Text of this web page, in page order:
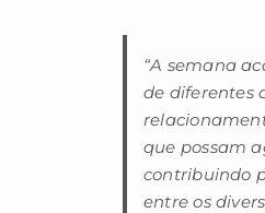
“A semana
de diferentes
que possam
contribuindo
entre os